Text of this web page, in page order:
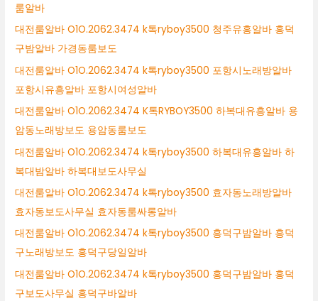
룸알바
대전룸알바 O1O.2062.3474 k톡ryboy3500 청주유흥알바 흥덕
구밤알바 가경동룸보도
대전룸알바 O1O.2062.3474 k톡ryboy3500 포항시노래방알바
포항시유흥알바 포항시여성알바
대전룸알바 O1O.2062.3474 K톡RYBOY3500 하복대유흥알바 용
암동노래방보도 용암동룸보도
대전룸알바 O1O.2062.3474 k톡ryboy3500 하복대유흥알바 하
복대밤알바 하복대보도사무실
대전룸알바 O1O.2062.3474 k톡ryboy3500 효자동노래방알바
효자동보도사무실 효자동룸싸롱알바
대전룸알바 O1O.2062.3474 k톡ryboy3500 흥덕구밤알바 흥덕
구노래방보도 흥덕구당일알바
대전룸알바 O1O.2062.3474 k톡ryboy3500 흥덕구밤알바 흥덕
구보도사무실 흥덕구바알바